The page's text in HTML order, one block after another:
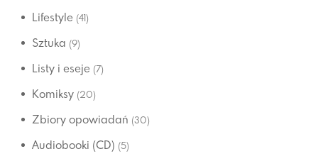
Lifestyle (41)
Sztuka (9)
Listy i eseje (7)
Komiksy (20)
Zbiory opowiadań (30)
Audiobooki (CD) (5)